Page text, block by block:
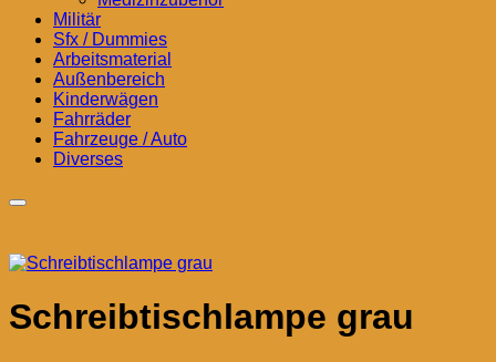
Militär
Sfx / Dummies
Arbeitsmaterial
Außenbereich
Kinderwägen
Fahrräder
Fahrzeuge / Auto
Diverses
Schreibtischlampe grau